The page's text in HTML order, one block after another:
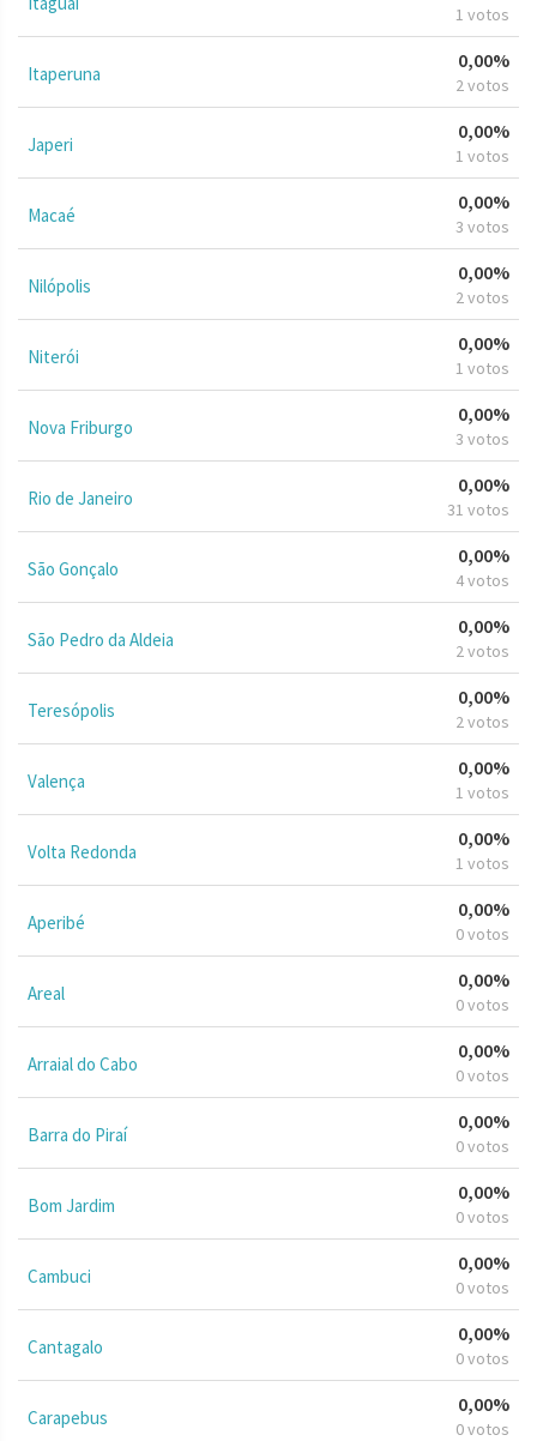
1 votos
Itaperuna
0,00%
2 votos
Japeri
0,00%
1 votos
Macaé
0,00%
3 votos
Nilópolis
0,00%
2 votos
Niterói
0,00%
1 votos
Nova Friburgo
0,00%
3 votos
Rio de Janeiro
0,00%
31 votos
São Gonçalo
0,00%
4 votos
São Pedro da Aldeia
0,00%
2 votos
Teresópolis
0,00%
2 votos
Valença
0,00%
1 votos
Volta Redonda
0,00%
1 votos
Aperibé
0,00%
0 votos
Areal
0,00%
0 votos
Arraial do Cabo
0,00%
0 votos
Barra do Piraí
0,00%
0 votos
Bom Jardim
0,00%
0 votos
Cambuci
0,00%
0 votos
Cantagalo
0,00%
0 votos
Carapebus
0,00%
0 votos